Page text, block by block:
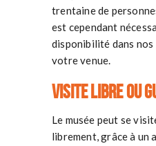
trentaine de
est cependant
disponibilité dans
votre venue.
Visite libre ou
Le musée peut se
librement, grâce à un